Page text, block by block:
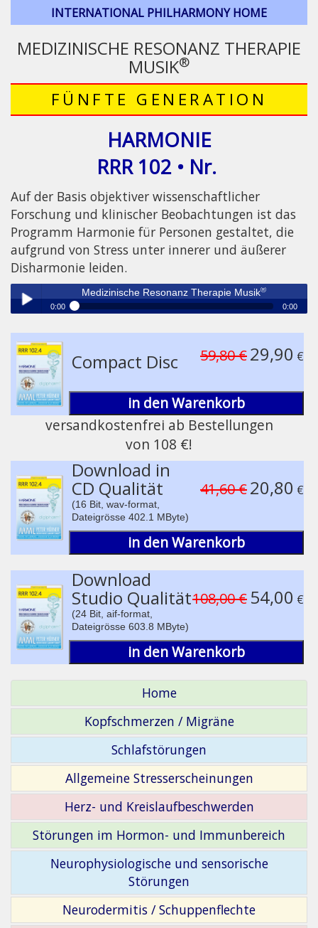
INTERNATIONAL PHILHARMONY HOME
MEDIZINISCHE RESONANZ THERAPIE
MUSIK®
FÜNFTE GENERATION
HARMONIE
RRR 102 • Nr.
Auf der Basis objektiver wissenschaftlicher
Forschung und klinischer Beobachtungen ist das
Programm Harmonie für Personen gestaltet, die
aufgrund von Stress unter innerer und äußerer
Disharmonie leiden.
Play /
Medizinische Resonanz Therapie Musik®
0:00 0:00
Compact Disc 59,80 €29,90 €
in den Warenkorb
versandkostenfrei ab Bestellungen
von 108 €!
Download in
CD Qualität
(16 Bit, wav-format,
Dateigrösse 402.1 MByte)
41,60 €20,80 €
in den Warenkorb
Download
Studio Qualität
(24 Bit, aif-format,
Dateigrösse 603.8 MByte)
108,00 € 54,00 €
in den Warenkorb
Home
Kopfschmerzen / Migräne
Schlafstörungen
Allgemeine Stresserscheinungen
Herz- und Kreislaufbeschwerden
Störungen im Hormon- und Immunbereich
Neurophysiologische und sensorische
Störungen
Neurodermitis / Schuppenflechte